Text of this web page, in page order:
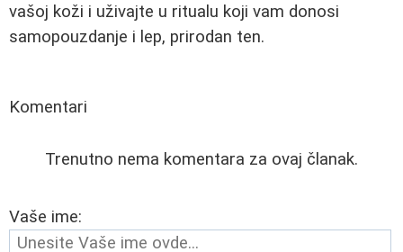
vašoj koži i uživajte u ritualu koji vam donosi
samopouzdanje i lep, prirodan ten.
Komentari
Trenutno nema komentara za ovaj članak.
Vaše ime: